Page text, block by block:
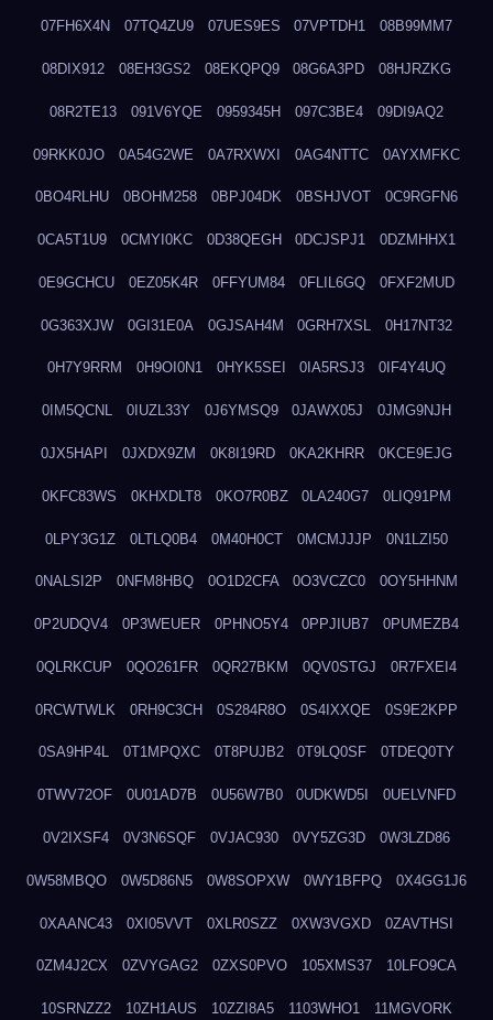
07FH6X4N 07TQ4ZU9 07UES9ES 07VPTDH1 08B99MM7
08DIX912 08EH3GS2 08EKQPQ9 08G6A3PD 08HJRZKG
08R2TE13 091V6YQE 0959345H 097C3BE4 09DI9AQ2
09RKK0JO 0A54G2WE 0A7RXWXI 0AG4NTTC 0AYXMFKC
0BO4RLHU 0BOHM258 0BPJ04DK 0BSHJVOT 0C9RGFN6
0CA5T1U9 0CMYI0KC 0D38QEGH 0DCJSPJ1 0DZMHHX1
0E9GCHCU 0EZ05K4R 0FFYUM84 0FLIL6GQ 0FXF2MUD
0G363XJW 0GI31E0A 0GJSAH4M 0GRH7XSL 0H17NT32
0H7Y9RRM 0H9OI0N1 0HYK5SEI 0IA5RSJ3 0IF4Y4UQ
0IM5QCNL 0IUZL33Y 0J6YMSQ9 0JAWX05J 0JMG9NJH
0JX5HAPI 0JXDX9ZM 0K8I19RD 0KA2KHRR 0KCE9EJG
0KFC83WS 0KHXDLT8 0KO7R0BZ 0LA240G7 0LIQ91PM
0LPY3G1Z 0LTLQ0B4 0M40H0CT 0MCMJJJP 0N1LZI50
0NALSI2P 0NFM8HBQ 0O1D2CFA 0O3VCZC0 0OY5HHNM
0P2UDQV4 0P3WEUER 0PHNO5Y4 0PPJIUB7 0PUMEZB4
0QLRKCUP 0QO261FR 0QR27BKM 0QV0STGJ 0R7FXEI4
0RCWTWLK 0RH9C3CH 0S284R8O 0S4IXXQE 0S9E2KPP
0SA9HP4L 0T1MPQXC 0T8PUJB2 0T9LQ0SF 0TDEQ0TY
0TWV72OF 0U01AD7B 0U56W7B0 0UDKWD5I 0UELVNFD
0V2IXSF4 0V3N6SQF 0VJAC930 0VY5ZG3D 0W3LZD86
0W58MBQO 0W5D86N5 0W8SOPXW 0WY1BFPQ 0X4GG1J6
0XAANC43 0XI05VVT 0XLR0SZZ 0XW3VGXD 0ZAVTHSI
0ZM4J2CX 0ZVYGAG2 0ZXS0PVO 105XMS37 10LFO9CA
10SRNZZ2 10ZH1AUS 10ZZI8A5 1103WHO1 11MGVORK